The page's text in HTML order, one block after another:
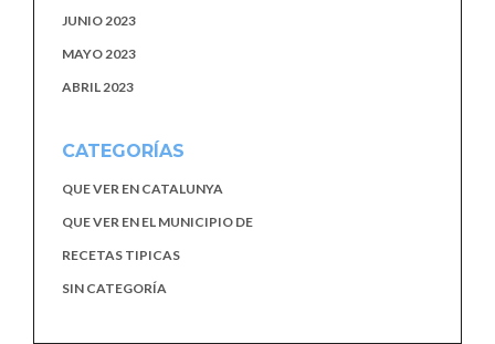
JUNIO 2023
MAYO 2023
ABRIL 2023
CATEGORÍAS
QUE VER EN CATALUNYA
QUE VER EN EL MUNICIPIO DE
RECETAS TIPICAS
SIN CATEGORÍA